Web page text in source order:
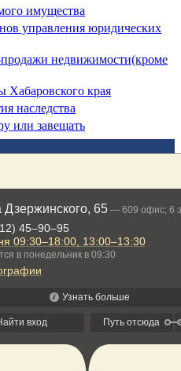
имущества
управления юридических
продажи недвижимости(кроме
края
наследства
или завещать